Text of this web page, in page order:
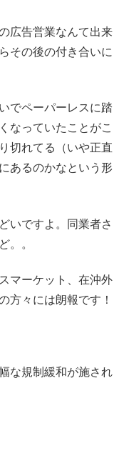
広告営業なんて出来
その後の付き合いに
でペーパーレスに踏
なっていたことがこ
切れてる（いや正直
あるのかなという形
いですよ。同業者さ
。。
マーケット、在沖外
方々には朗報です！
な規制緩和が施され